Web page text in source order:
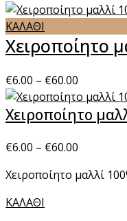
ΚΑΛΑΘΙ
Χειροποίητο
€6.00 – €60.00
Χειροποίητο
€6.00 – €60.00
Χειροποίητο μαλλί
ΚΑΛΑΘΙ